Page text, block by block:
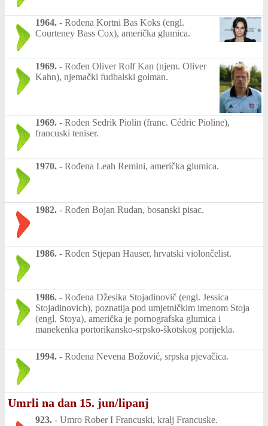
1964. - Rođena Kortni Bas Koks (engl.
Courteney Bass Cox), američka glumica.
1969. - Rođen Oliver Rolf Kan (njem. Oliver
Kahn), njemački fudbalski golman.
1969. - Rođen Sedrik Piolin (franc. Cédric Pioline),
francuski teniser.
1970. - Rođena Leah Remini, američka glumica.
1982. - Rođen Bojan Rudan, bosanski pisac.
1986. - Rođen Stjepan Hauser, hrvatski violončelist.
1986. - Rođena Džesika Stojadinovič (engl. Jessica
Stojadinovich), poznatija pod umjetničkim imenom Stoja
(engl. Stoya), američka je pornografska glumica i
manekenka portorikansko-srpsko-škotskog porijekla.
1994. - Rođena Nevena Božović, srpska pjevačica.
Umrli na dan 15. jun/lipanj
923. - Umro Rober I Francuski, kralj Francuske.